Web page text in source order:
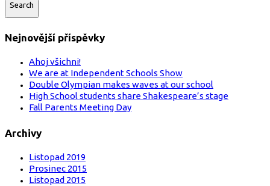
Search
Nejnovější příspěvky
Ahoj všichni!
We are at Independent Schools Show
Double Olympian makes waves at our school
High School students share Shakespeare’s stage
Fall Parents Meeting Day
Archivy
Listopad 2019
Prosinec 2015
Listopad 2015